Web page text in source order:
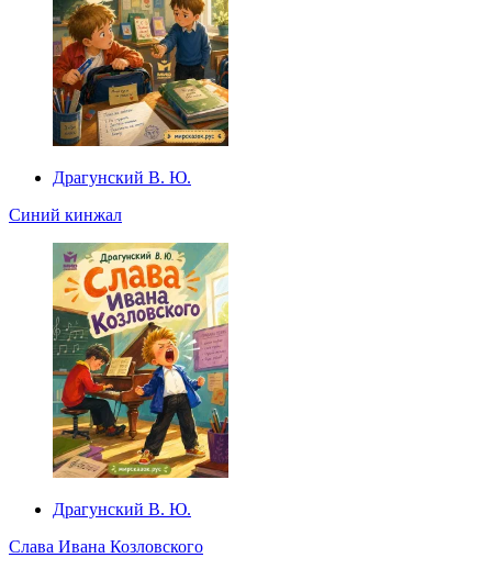
Драгунский В. Ю.
Синий кинжал
Драгунский В. Ю.
Слава Ивана Козловского